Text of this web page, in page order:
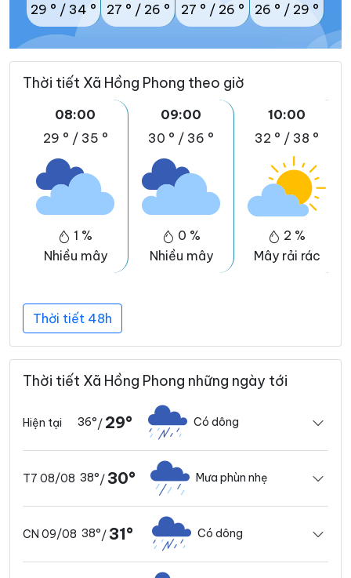
29 ° / 34 ° 27 ° / 26 ° 27 ° / 26 ° 26 ° / 29 °
Thời tiết Xã Hồng Phong theo giờ
08:00
29 ° / 35 °
1 %
Nhiều mây
09:00
30 ° / 36 °
0 %
Nhiều mây
10:00
32 ° / 38 °
2 %
Mây rải rác
Thời tiết 48h
Thời tiết Xã Hồng Phong những ngày tới
Hiện tại 36°/ 29° Có dông
T7 08/08 38°/30° Mưa phùn nhẹ
CN 09/08 38°/31° Có dông